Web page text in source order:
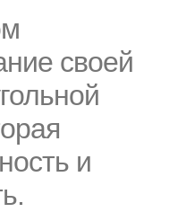
своей
и